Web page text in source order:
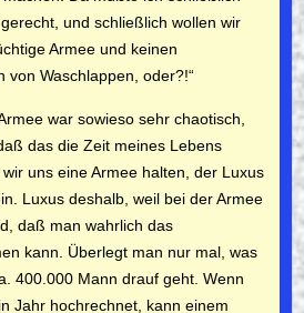
und schließlich wollen wir
Armee und keinen
von Waschlappen, oder?!“
war sowieso sehr chaotisch,
das die Zeit meines Lebens
uns eine Armee halten, der Luxus
Luxus des­halb, weil bei der Armee
daß man wahrlich das
kann. Überlegt man nur mal, was
400.000 Mann drauf geht. Wenn
Jahr hoch­rechnet, kann einem